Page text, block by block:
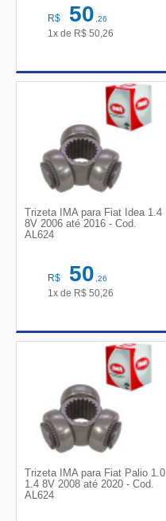
R$ 50,26
1x de R$ 50,26
Trizeta IMA para Fiat Idea 1.4
8V 2006 até 2016 - Cod.
AL624
R$ 50,26
1x de R$ 50,26
Trizeta IMA para Fiat Palio 1.0
1.4 8V 2008 até 2020 - Cod.
AL624